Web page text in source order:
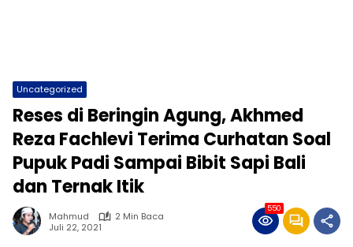
Uncategorized
Reses di Beringin Agung, Akhmed
Reza Fachlevi Terima Curhatan Soal
Pupuk Padi Sampai Bibit Sapi Bali
dan Ternak Itik
Mahmud
2 Min Baca
Juli 22, 2021
550